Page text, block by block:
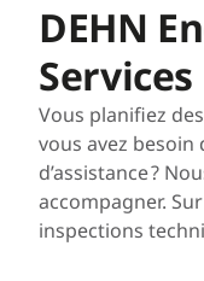
DEHN
Services
Vous planifiez
vous avez besoin
d’assistance ?
accompagner.
inspections